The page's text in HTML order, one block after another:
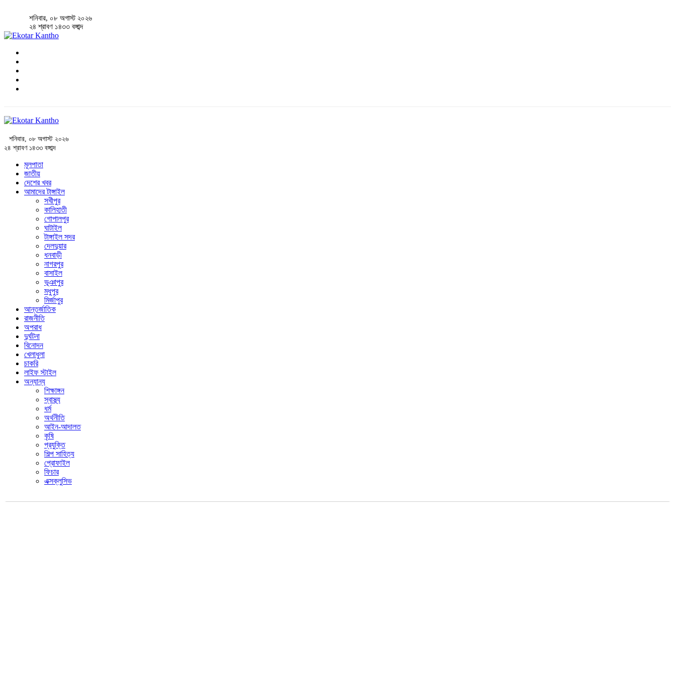
শনিবার, ০৮ অগাস্ট ২০২৬
২৪ শ্রাবণ ১৪৩৩ বঙ্গাব্দ
শনিবার, ০৮ অগাস্ট ২০২৬
২৪ শ্রাবণ ১৪৩৩ বঙ্গাব্দ
মূলপাতা
জাতীয়
দেশের খবর
আমাদের টাঙ্গাইল
সখীপুর
কালিহাতী
গোপালপুর
ঘাটাইল
টাঙ্গাইল সদর
দেলদুয়ার
ধনবাড়ী
নাগরপুর
বাসাইল
ভূঞাপুর
মধুপুর
মির্জাপুর
আন্তর্জাতিক
রাজনীতি
অপরাধ
দুর্ঘটনা
বিনোদন
খেলাধুলা
চাকরি
লাইফ স্টাইল
অন্যান্য
শিক্ষাঙ্গন
স্বাস্থ্য
ধর্ম
অর্থনীতি
আইন-আদালত
কৃষি
প্রযুক্তি
শিল্প সাহিত্য
প্রোফাইল
ফিচার
এক্সক্লুসিভ